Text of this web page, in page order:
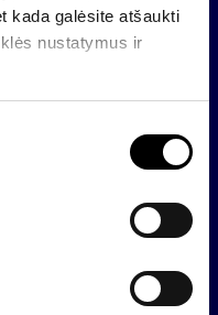
kada galėsite atšaukti
nustatymus ir
turto sektorių
sektorių sudaro
UAB „Invalda
nekilnojamojo
į nekilnojamąjį
Nekilnojamojo
Latvijoje ir
334 darbuotojai.